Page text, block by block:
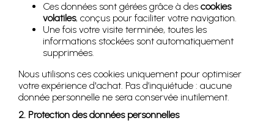
Ces données sont gérées grâce à des cookies
volatiles, conçus pour faciliter votre navigation.
Une fois votre visite terminée, toutes les
informations stockées sont automatiquement
supprimées.
Nous utilisons ces cookies uniquement pour optimiser
votre expérience d'achat. Pas d’inquiétude : aucune
donnée personnelle ne sera conservée inutilement.
2. Protection des données personnelles